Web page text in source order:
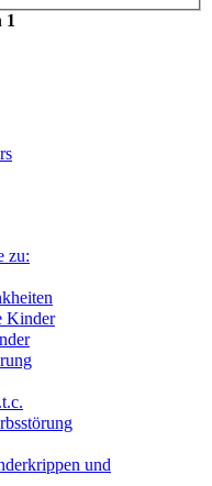
1
zu:
Kinder
und